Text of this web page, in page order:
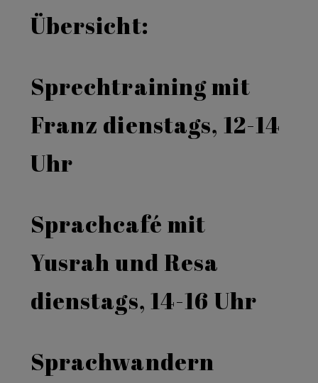
Übersicht:
Sprechtraining mit
Franz dienstags, 12-14
Uhr
Sprachcafé mit
Yusrah und Resa
dienstags, 14-16 Uhr
Sprachwandern